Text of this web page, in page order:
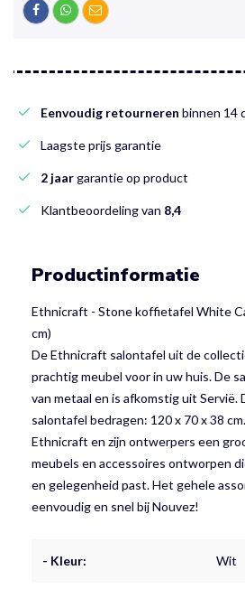
Eenvoudig retourneren binnen 14
Laagste prijs garantie
2 jaargarantie op product
Klantbeoordeling van 8,4
Productinformatie
Ethnicraft - Stone koffietafel White
cm)
De Ethnicraft salontafel uit de
prachtig meubel voor in uw huis. De
van metaal en is afkomstig uit Servië.
salontafel bedragen: 120 x 70 x 38
Ethnicraft en zijn ontwerpers een
meubels en accessoires ontworpen
en gelegenheid past. Het gehele
eenvoudig en snel bij Nouvez!
- Kleur: Wit